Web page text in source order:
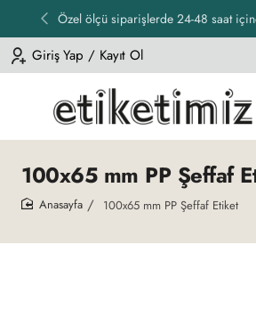
Özel ölçü siparişlerde 24-48 saat
Giriş Yap / Kayıt Ol
100x65 mm PP Şeffaf
100x65 mm PP Şeffaf Etiket